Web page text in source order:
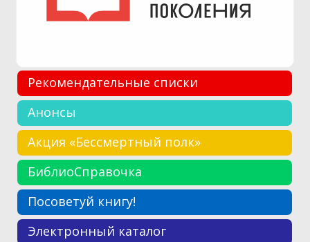
Рекомендательные списки
Анонсы
Акция «Бессмертный полк»
БиблиоСправочка
Посоветуй книгу!
Электронный каталог